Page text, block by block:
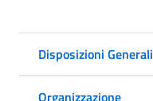
Disposizioni Generali
Organizzazione